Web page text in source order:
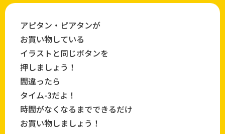
アピタン・ピアタンが
お買い物している
イラストと同じボタンを
押しましょう！
間違ったら
タイム-3だよ！
時間がなくなるまでできるだけ
お買い物しましょう！